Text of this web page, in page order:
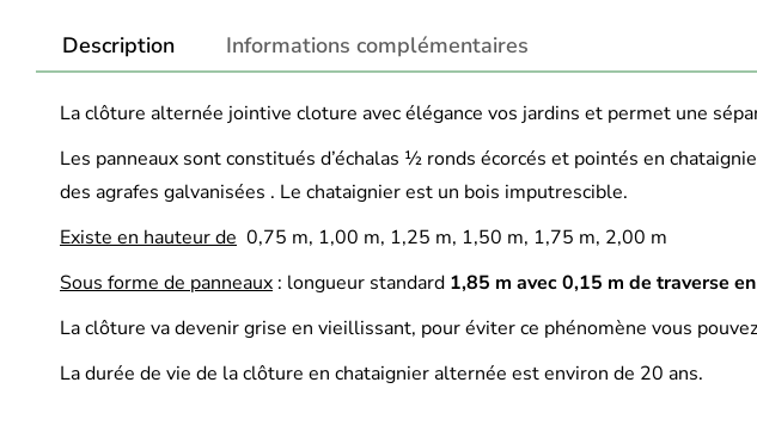
Description Informations complémentaires
La clôture alternée jointive cloture avec élégance vos jardins et permet une
Les panneaux sont constitués d’échalas ½ ronds écorcés et pointés en
des agrafes galvanisées . Le chataignier est un bois imputrescible.
Existe en hauteur de 0,75 m, 1,00 m, 1,25 m, 1,50 m, 1,75 m, 2,00 m
Sous forme de panneaux : longueur standard 1,85 m avec 0,15 m de traverse
La clôture va devenir grise en vieillissant, pour éviter ce phénomène vous
La durée de vie de la clôture en chataignier alternée est environ de 20 ans.